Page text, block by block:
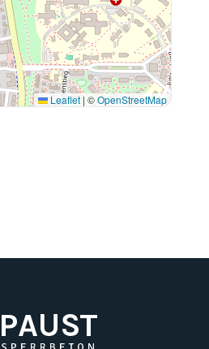
Leaflet | ©OpenStreetMap